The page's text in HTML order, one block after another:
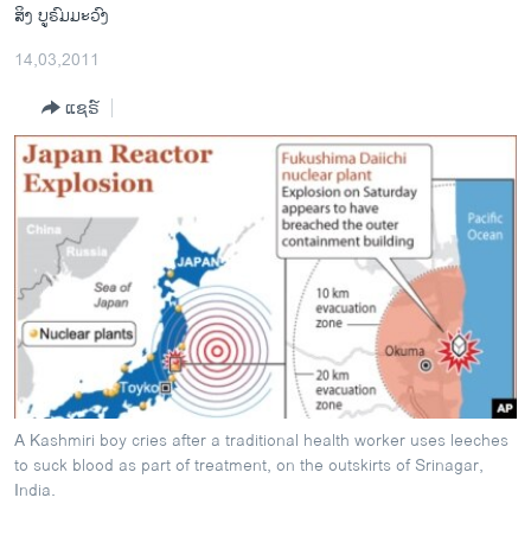
ຫາ
ຊອກ
ຄົ້ນ
ຂ່າວ​ຈີນ
ໂລກ
ເອເຊຍ
ອິດສະຫຼະພາບດ້ານການຂ່າວ
ຊີວິດຊາວລາວ
ຊຸມຊົນຊາວລາວ
ວິທະຍາສາດ-ເທັກໂນໂລຈີ
ທຸລະກິດ
ພາສາອັງກິດ
ວີດີໂອ
ສຽງ
ສິງ ບູຣົມມະວົງ
14,03,2011
ແຊຣ໌
A Kashmiri boy cries after a traditional health worker uses leeches
to suck blood as part of treatment, on the outskirts of Srinagar,
India.